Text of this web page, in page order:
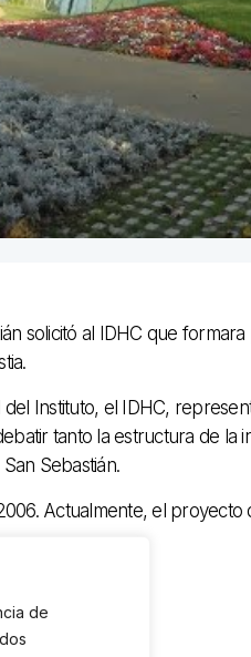
de
solicitó al IDHC que
Instituto, el IDHC,
tanto la estructura de la
Sebastián.
Actualmente, el proyecto